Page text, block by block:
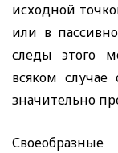
исходной
или в
следы этого
всяком
значительно